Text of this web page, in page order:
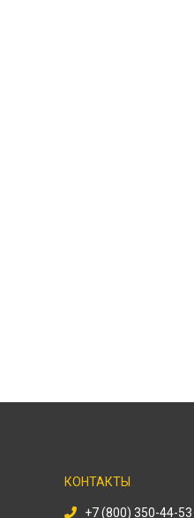
КОНТАКТЫ
+7 (800) 350-44-53